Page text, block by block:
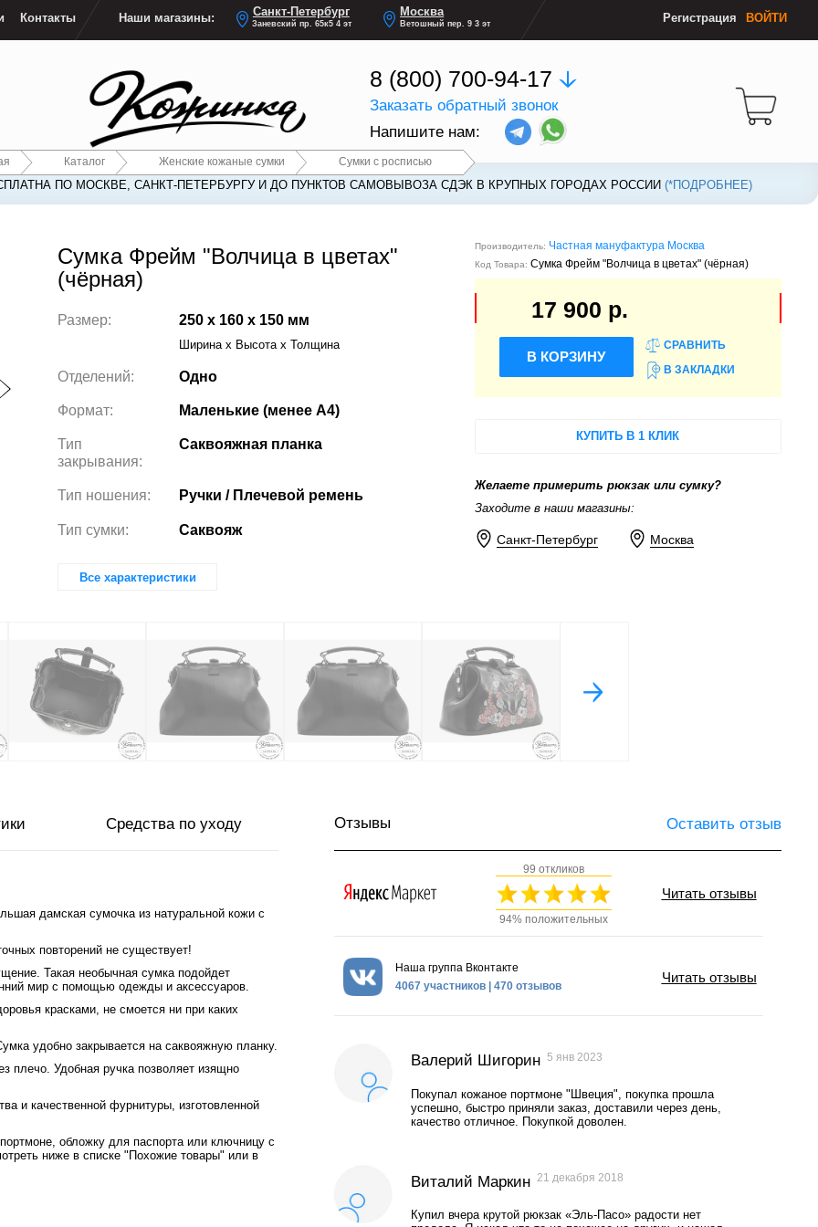
Контакты Наши магазины: Санкт-Петербург
Заневский пр. 65к5 4 эт
Москва
Ветошный пер. 9 3 эт Регистрация ВОЙТИ
8 (800) 700-94-17
Заказать обратный звонок
Напишите нам:
Каталог Женские кожаные сумки Сумки с росписью
ПО МОСКВЕ, САНКТ-ПЕТЕРБУРГУ И ДО ПУНКТОВ САМОВЫВОЗА СДЭК В КРУПНЫХ ГОРОДАХ РОССИИ (*ПОДРОБНЕЕ)
ПО МОСКВЕ, САНКТ-ПЕТЕРБУРГУ И ДО ПУНКТОВ САМОВЫВОЗА СДЭК В КРУПНЫХ ГОРОДАХ РОССИИ (*ПОДРОБНЕЕ)
Сумка Фрейм "Волчица в цветах"
(чёрная)
Размер: 250 x 160 x 150 мм
Ширина x Высота x Толщина
Отделений: Одно
Формат: Маленькие (менее А4)
Тип
закрывания:
Саквояжная планка
Тип ношения: Ручки / Плечевой ремень
Тип сумки: Саквояж
Все характеристики
Производитель: Частная мануфактура Москва
Код Товара: Сумка Фрейм "Волчица в цветах" (чёрная)
17 900 р.
В КОРЗИНУ
СРАВНИТЬ
В ЗАКЛАДКИ
КУПИТЬ В 1 КЛИК
Желаете примерить рюкзак или сумку?
Заходите в наши магазины:
Санкт-Петербург Москва
Средства по уходу
дамская сумочка из натуральной кожи с
повторений не существует!
Такая необычная сумка подойдет
мир с помощью одежды и аксессуаров.
красками, не смоется ни при каких
удобно закрывается на саквояжную планку.
плечо. Удобная ручка позволяет изящно
и качественной фурнитуры, изготовленной
обложку для паспорта или ключницу с
ниже в списке "Похожие товары" или в
Отзывы Оставить отзыв
99 откликов
94% положительных
Читать отзывы
Наша группа Вконтакте
4067 участников | 470 отзывов
Читать отзывы
Валерий Шигорин 5 янв 2023
Покупал кожаное портмоне "Швеция", покупка прошла
успешно, быстро приняли заказ, доставили через день,
качество отличное. Покупкой доволен.
Виталий Маркин 21 декабря 2018
Купил вчера крутой рюкзак «Эль-Пасо» радости нет